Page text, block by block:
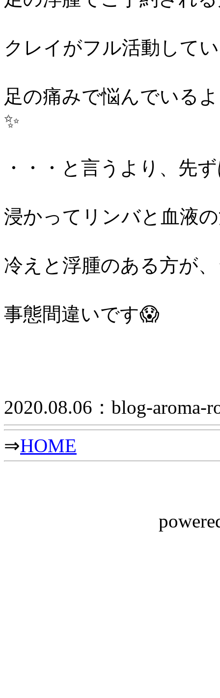
クレイがフル活動して
足の痛みで悩んでいる
✨
・・・と言うより、先
浸かってリンバと血液
冷えと浮腫のある方が
事態間違いです😱
2020.08.06：blog-aroma-
⇒HOME